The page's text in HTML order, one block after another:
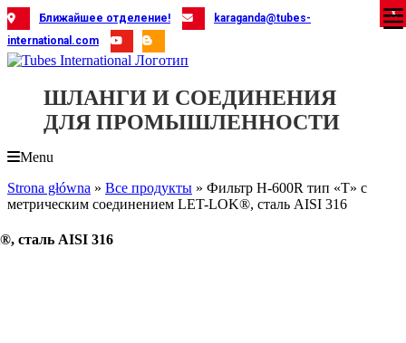
Skip
to
content
Ближайшее отделение!
karaganda@tubes-
international.com
ШЛАНГИ И СОЕДИНЕНИЯ
ДЛЯ ПРОМЫШЛЕННОСТИ
Menu
Strona główna » Все продукты » Фильтр H-600R тип «T» с
метрическим соединением LET-LOK®, сталь AISI 316
сталь AISI 316
X
X
X
X
X
X
X
X
X
X
X
X
X
X
X
X
X
X
X